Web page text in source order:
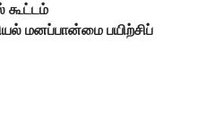
கூட்டம்
மனப்பான்மை பயிற்சிப்